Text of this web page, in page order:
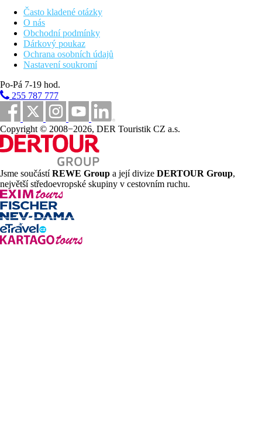
Často kladené otázky
O nás
Obchodní podmínky
Dárkový poukaz
Ochrana osobních údajů
Nastavení soukromí
Po-Pá 7-19 hod.
255 787 777
Copyright © 2008−2026, DER Touristik CZ a.s.
Jsme součástíREWE Group a její divize DERTOUR Group,
největší středoevropské skupiny v cestovním ruchu.